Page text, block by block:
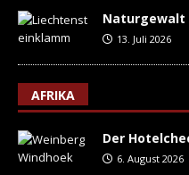
Naturgewalt
13. Juli 2026
AFRIKA
Der
6. August 2026